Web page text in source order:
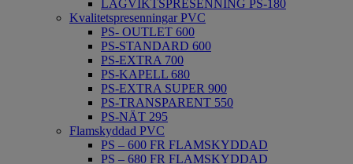
LÅGVIKTSPRESENNING PS-180
Kvalitetspresenningar PVC
PS- OUTLET 600
PS-STANDARD 600
PS-EXTRA 700
PS-KAPELL 680
PS-EXTRA SUPER 900
PS-TRANSPARENT 550
PS-NÄT 295
Flamskyddad PVC
PS – 600 FR FLAMSKYDDAD
PS – 680 FR FLAMSKYDDAD